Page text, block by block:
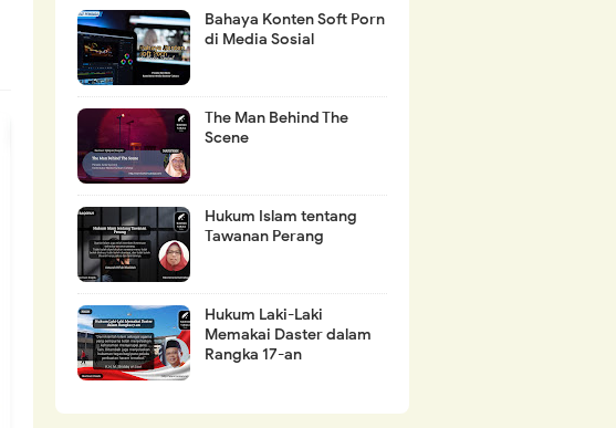
Bahaya Konten Soft Porn
di Media Sosial
The Man Behind The
Scene
Hukum Islam tentang
Tawanan Perang
Hukum Laki-Laki
Memakai Daster dalam
Rangka 17-an